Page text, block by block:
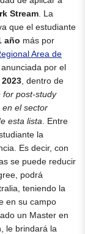
Stream . La
que el estudiante
año más por
Area de
por el
, dentro de
for post-study
en el sector
esta lista . Entre
la
Es decir, con
se puede reducir
podrá
teniendo la
en su campo
un Master en
le brindará la